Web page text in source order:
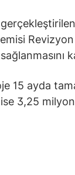
15 ayda
3,25